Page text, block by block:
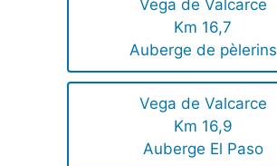
Vega de Valcarce
Km 16,7
Auberge de pèlerins
Vega de Valcarce
Km 16,9
Auberge El Paso